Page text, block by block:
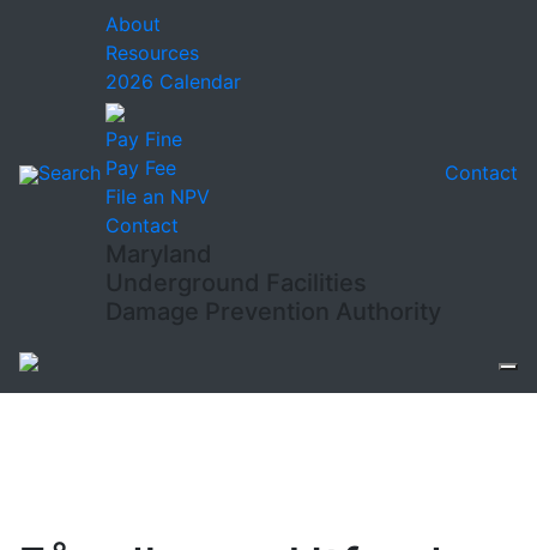
Search
About
Resources
2026 Calendar
Pay Fine
Pay Fee
File an NPV
Contact
Maryland
Underground Facilities
Damage Prevention Authority
Contact